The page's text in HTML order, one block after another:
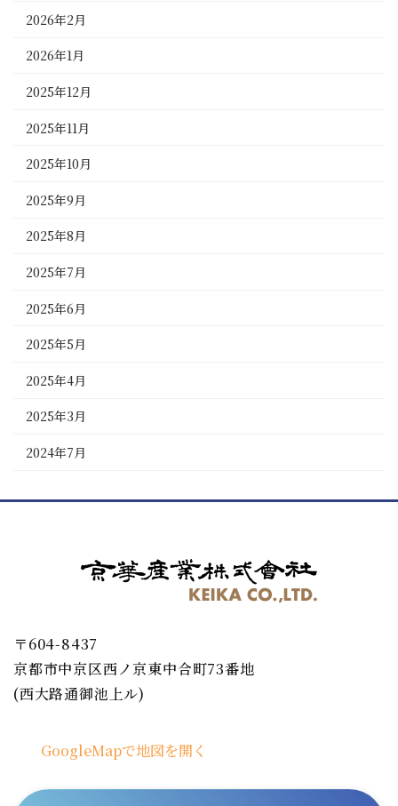
2026年2月
2026年1月
2025年12月
2025年11月
2025年10月
2025年9月
2025年8月
2025年7月
2025年6月
2025年5月
2025年4月
2025年3月
2024年7月
〒604-8437
京都市中京区西ノ京東中合町73番地
(西大路通御池上ル)
GoogleMapで地図を開く